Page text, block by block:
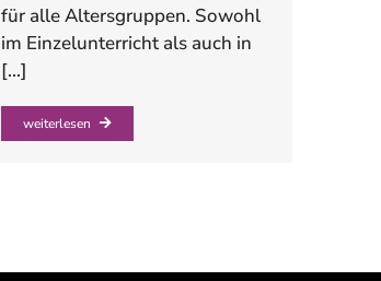
für alle Altersgruppen. Sowohl
im Einzelunterricht als auch in
[...]
weiterlesen